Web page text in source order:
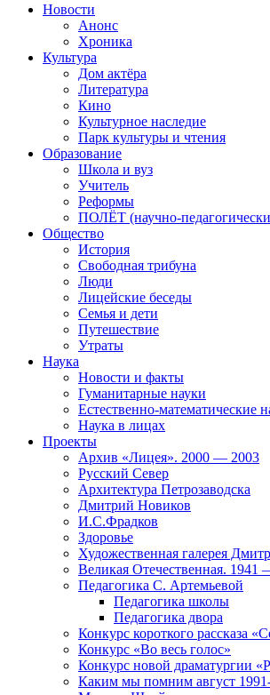
Новости
Анонс
Хроника
Культура
Дом актёра
Литература
Кино
Культурное наследие
Парк культуры и чтения
Образование
Школа и вуз
Учитель
Реформы
ПОЛЁТ (научно-
Общество
История
Свободная трибуна
Люди
Лицейские беседы
Семья и дети
Путешествие
Утраты
Наука
Новости и факты
Гуманитарные науки
Естественно-математические
Наука в лицах
Проекты
Архив «Лицея». 2000 — 2003
Русский Север
Архитектура Петрозаводска
Дмитрий Новиков
И.С.Фрадков
Здоровье
Художественная галерея
Великая Отечественная. 1941
Педагогика С. Артемьевой
Педагогика школы
Педагогика двора
Конкурс короткого рассказа
Конкурс «Во весь голос»
Конкурс новой драматургии
Каким мы помним август